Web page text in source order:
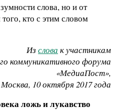
слова, но и от
кто с этим словом
Изслова к участникам
коммуникативного форума
«МедиаПост»,
Москва, 10 октября 2017 года
ложь и лукавство